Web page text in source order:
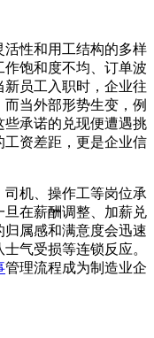
性和用工结构的多样
饱和度不均、订单波
员工入职时，企业往
当外部形势生变，例
承诺的兑现便遭遇挑
资差距，更是企业信
机、操作工等岗位承
在薪酬调整、加薪兑
属感和满意度会迅速
气受损等连锁反应。
管理流程成为制造业企